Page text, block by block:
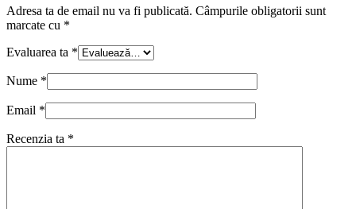
Adresa ta de email nu va fi publicată. Câmpurile obligatorii sunt
marcate cu *
Evaluarea ta *
Nume *
Email *
Recenzia ta *